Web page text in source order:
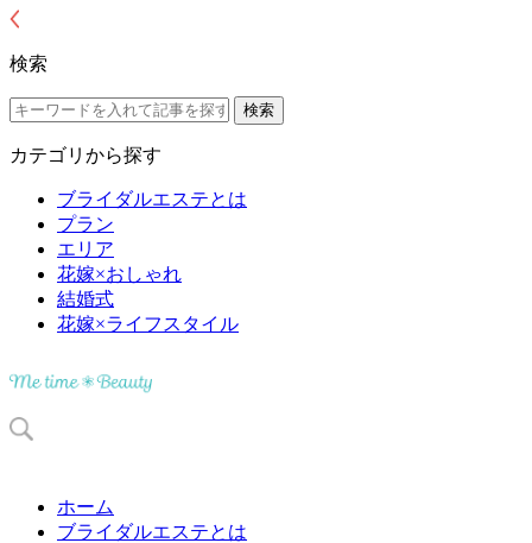
検索
カテゴリから探す
ブライダルエステとは
プラン
エリア
花嫁×おしゃれ
結婚式
花嫁×ライフスタイル
ホーム
ブライダルエステとは